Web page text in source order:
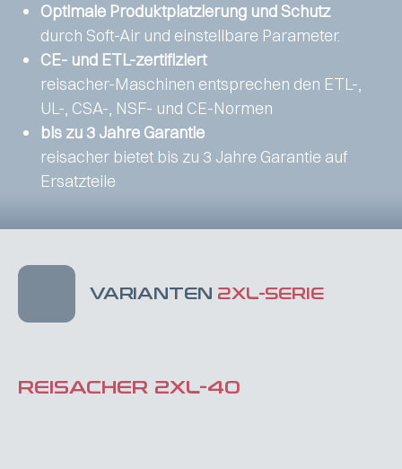
Optimale Produktplatzierung und Schutz
durch Soft-Air und einstellbare Parameter.
CE- und ETL-zertifiziert
reisacher-Maschinen entsprechen den ETL-,
UL-, CSA-, NSF- und CE-Normen
bis zu 3 Jahre Garantie
reisacher bietet bis zu 3 Jahre Garantie auf
Ersatzteile
VARIANTEN 2XL-SERIE
REISACHER 2XL-40